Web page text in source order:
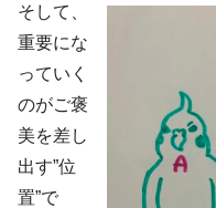
そして、
重要にな
っていく
のがご褒
美を差し
出す”位
置”で